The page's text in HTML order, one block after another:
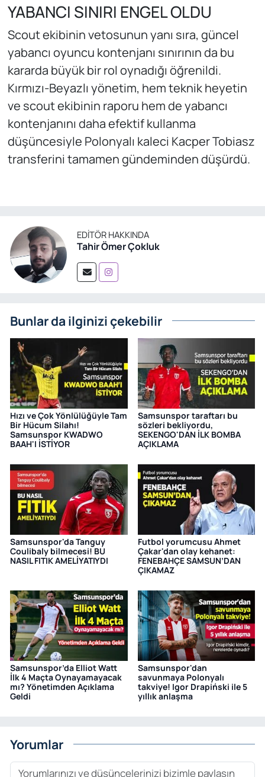
YABANCI SINIRI ENGEL OLDU
Scout ekibinin vetosunun yanı sıra, güncel
yabancı oyuncu kontenjanı sınırının da bu
kararda büyük bir rol oynadığı öğrenildi.
Kırmızı-Beyazlı yönetim, hem teknik heyetin
ve scout ekibinin raporu hem de yabancı
kontenjanını daha efektif kullanma
düşüncesiyle Polonyalı kaleci Kacper Tobiasz
transferini tamamen gündeminden düşürdü.
EDITÖR HAKKINDA
Tahir Ömer Çokluk
Bunlar da ilginizi çekebilir
Hızı ve Çok Yönlülüğüyle Tam
Bir Hücum Silahı!
Samsunspor KWADWO
BAAH'I İSTİYOR
Samsunspor taraftarı bu
sözleri bekliyordu,
SEKENGO'DAN İLK BOMBA
AÇIKLAMA
Samsunspor'da Tanguy
Coulibaly bilmecesi! BU
NASIL FITIK AMELİYATIYDI
Futbol yorumcusu Ahmet
Çakar'dan olay kehanet:
FENEBAHÇE SAMSUN’DAN
ÇIKAMAZ
Samsunspor’da Elliot Watt
İlk 4 Maçta Oynayamayacak
mı? Yönetimden Açıklama
Geldi
Samsunspor'dan
savunmaya Polonyalı
takviye! Igor Drapiński ile 5
yıllık anlaşma
Yorumlar